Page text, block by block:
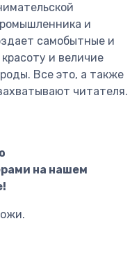
и
самобытные и
и величие
Все это, а также
читателя.
на нашем